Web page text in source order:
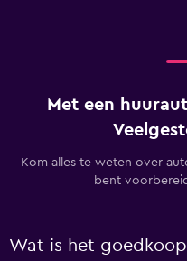
Met een
Kom alles te weten over
bent
Wat is het